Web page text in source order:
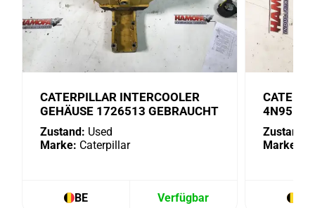
CATERPILLAR INTERCOOLER
GEHÄUSE 1726513 GEBRAUCHT
Zustand: Used
Marke: Caterpillar
BE Verfügbar
4N9518
Zustand:
Marke: